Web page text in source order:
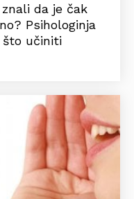
da je čak
Psihologinja
što učiniti